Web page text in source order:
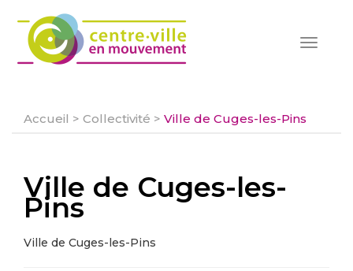
Toggle
Accueil > Collectivité > Ville de Cuges-les-Pins
Ville de Cuges-les-
Pins
Ville de Cuges-les-Pins